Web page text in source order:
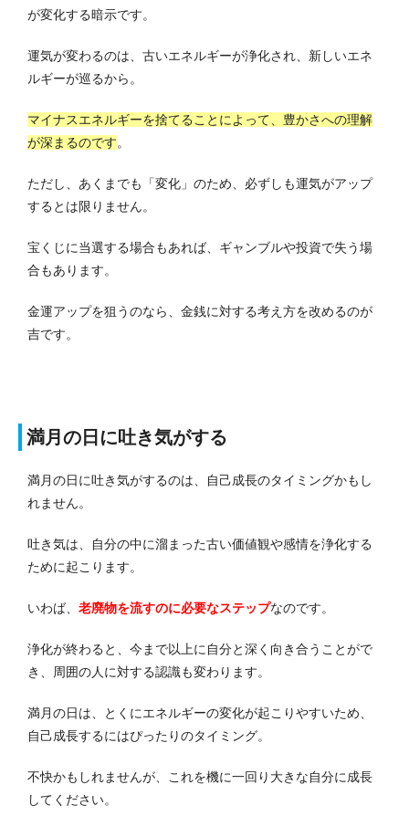
が変化する暗示です。
運気が変わるのは、古いエネルギーが浄化され、新しいエネ
ルギーが巡るから。
マイナスエネルギーを捨てることによって、豊かさへの理解
が深まるのです。
ただし、あくまでも「変化」のため、必ずしも運気がアップ
するとは限りません。
宝くじに当選する場合もあれば、ギャンブルや投資で失う場
合もあります。
金運アップを狙うのなら、金銭に対する考え方を改めるのが
吉です。
満月の日に吐き気がする
満月の日に吐き気がするのは、自己成長のタイミングかもし
れません。
吐き気は、自分の中に溜まった古い価値観や感情を浄化する
ために起こります。
いわば、 老廃物を流すのに必要なステップなのです。
浄化が終わると、今まで以上に自分と深く向き合うことがで
き、周囲の人に対する認識も変わります。
満月の日は、とくにエネルギーの変化が起こりやすいため、
自己成長するにはぴったりのタイミング。
不快かもしれませんが、これを機に一回り大きな自分に成長
してください。